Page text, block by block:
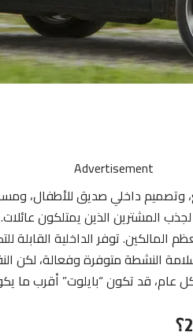
Advertisement
مرتفع، وتصميم داخلي صديق
توفر الداخلية القابلة
النشطة متوفرة وفعالة، لكن
عام، قد تكون “بايلوت” أقرب ما